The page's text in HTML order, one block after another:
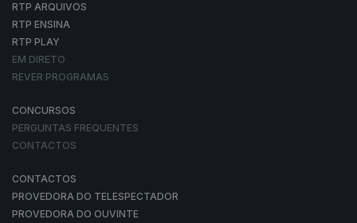
RTP ARQUIVOS
RTP ENSINA
RTP PLAY
EM DIRETO
REVER PROGRAMAS
CONCURSOS
PERGUNTAS FREQUENTES
CONTACTOS
CONTACTOS
PROVEDORA DO TELESPECTADOR
PROVEDORA DO OUVINTE